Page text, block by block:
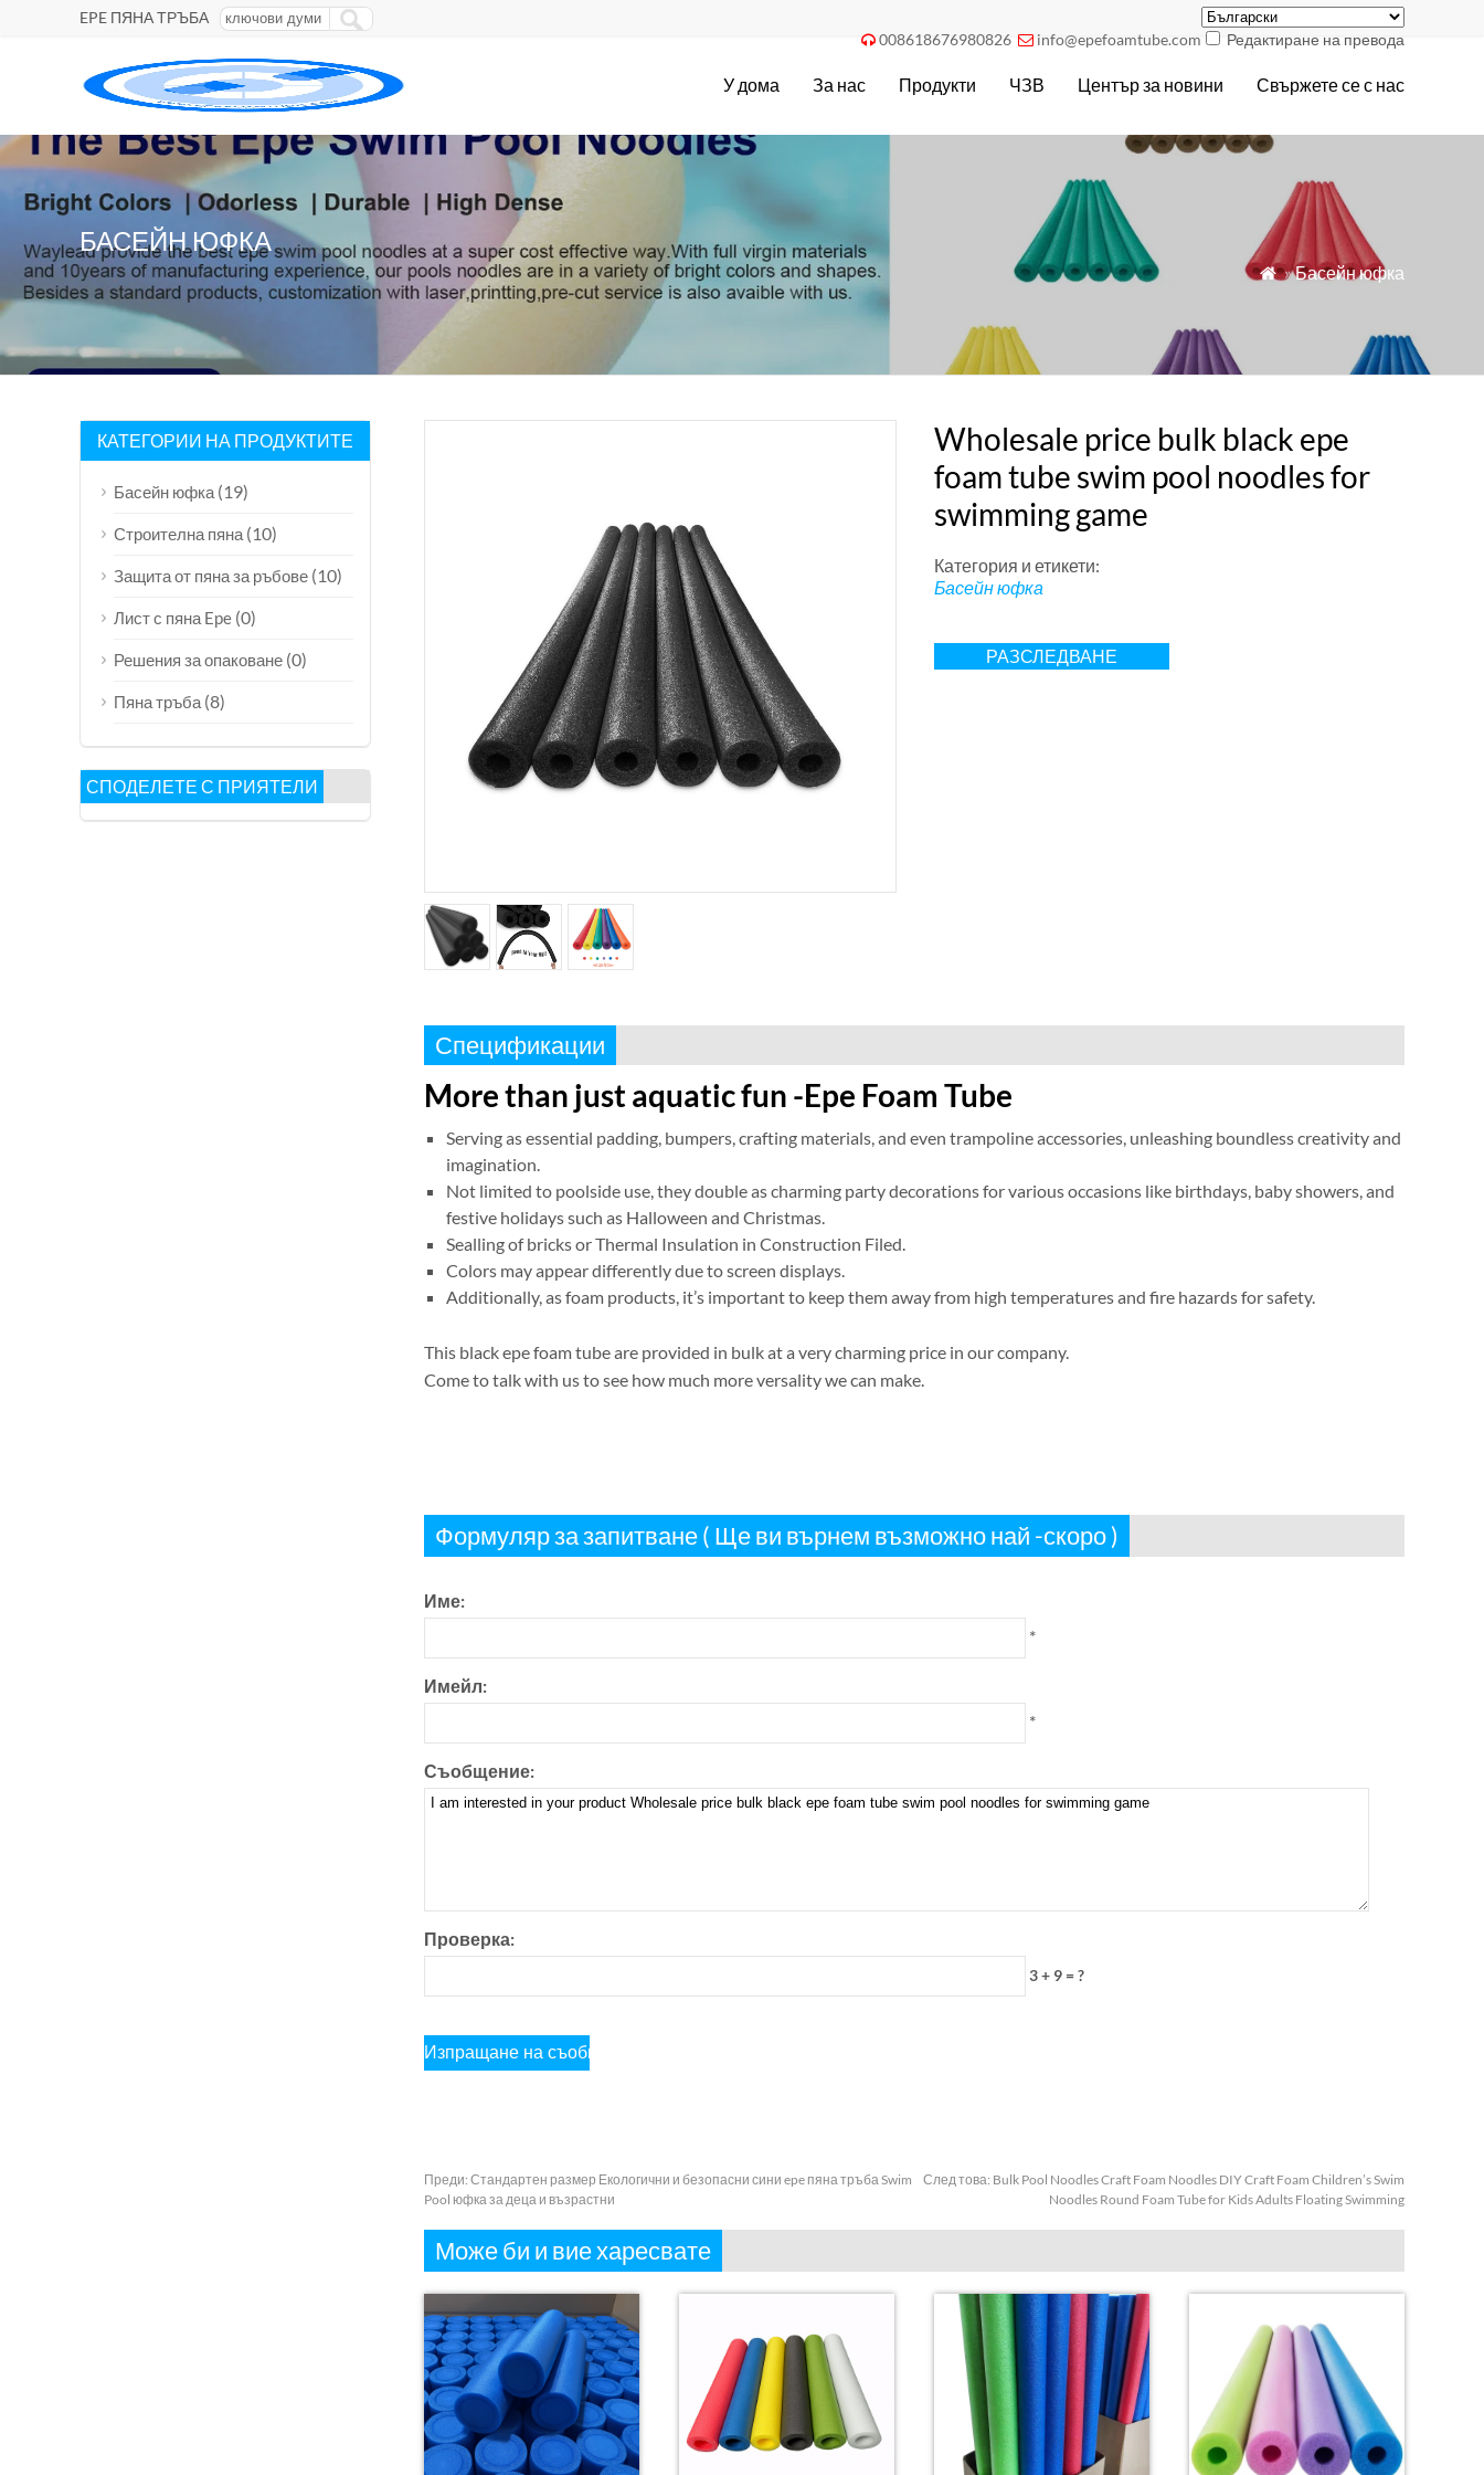
EPE ПЯНА ТРЪБА
 008618676980826  info@epefoamtube.com Редактиране на превода
У дома За нас Продукти ЧЗВ Център за новини Свържете се с нас
БАСЕЙН ЮФКА
 »Басейн юфка
Wholesale price bulk black epe
foam tube swim pool noodles for
swimming game
Категория и етикети:
Басейн юфка
РАЗСЛЕДВАНЕ
Спецификации
More than just aquatic fun -Epe Foam Tube
Serving as essential padding, bumpers,crafting materials,and even trampoline accessories, unleashing boundless creativity and
imagination.
Not limited to poolside use,they double as charming party decorations for various occasions like birthdays, baby showers,and
festive holidays such as Halloween and Christmas.
Sealling of bricks or Thermal Insulation in Construction Filed.
Colors may appear differently due to screen displays.
Additionally,as foam products, it’s important to keep them away from high temperatures and fire hazards for safety.
This black epe foam tube are provided in bulk at a very charming price in our company.
Come to talk with us to see how much more versality we can make.
Формуляр за запитване ( Ще ви върнем възможно най -скоро )
Име:
*
Имейл:
*
Съобщение:
Проверка:
3 + 9 = ?
Преди: Стандартен размер Екологични и безопасни сини epe пяна тръба Swim
Pool юфка за деца и възрастни
След това: Bulk Pool Noodles Craft Foam Noodles DIY Craft Foam Children’s Swim
Noodles Round Foam Tube for Kids Adults Floating Swimming
Може би и вие харесвате
КАТЕГОРИИ НА ПРОДУКТИТЕ
Басейн юфка (19)
Строителна пяна (10)
Защита от пяна за ръбове (10)
Лист с пяна Epe (0)
Решения за опаковане (0)
Пяна тръба (8)
СПОДЕЛЕТЕ С ПРИЯТЕЛИ